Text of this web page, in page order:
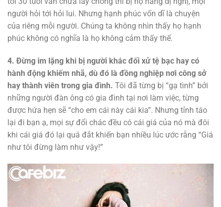
người hỏi tới hỏi lui. Nhưng hạnh phúc vốn dĩ là chuyện
của riêng mỗi người. Chúng ta không nhìn thấy họ hạnh
phúc không có nghĩa là họ không cảm thấy thế.
4. Đừng im lặng khi bị người khác đối xử tệ bạc hay có
hành động khiếm nhã, dù đó là đồng nghiệp nơi công sở
hay thành viên trong gia đình. Tôi đã từng bị “gạ tình” bởi
những người đàn ông có gia đình tại nơi làm việc, từng
được hứa hẹn sẽ “cho em cái này cái kia”. Nhưng tỉnh táo
lại đi bạn ạ, mọi sự đổi chác đều có cái giá của nó mà đôi
khi cái giá đó lại quá đắt khiến bạn nhiều lúc ước rằng “Giá
như tôi đừng làm như vậy!”